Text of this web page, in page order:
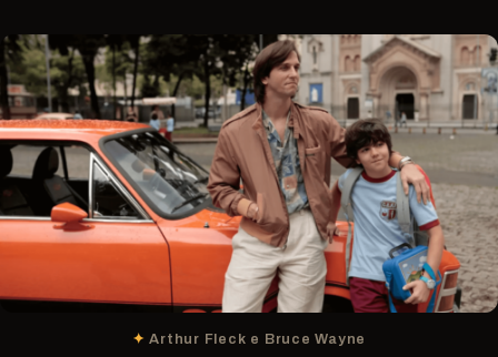
Arthur Fleck e Bruce Wayne